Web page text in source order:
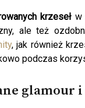
krzeseł w
ale też
, jak również
podczas
glamour i